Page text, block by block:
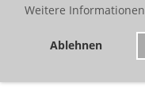
Weitere Informationen
Ablehnen